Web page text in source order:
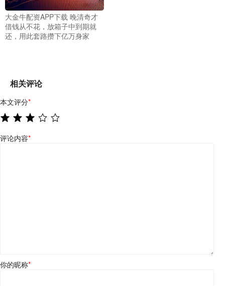
大金牛配资APP下载 晚清奇才
借钱从不花，放箱子中到期就
还，用此套路攒下亿万身家
相关评论
本文评分*
评论内容*
你的昵称*